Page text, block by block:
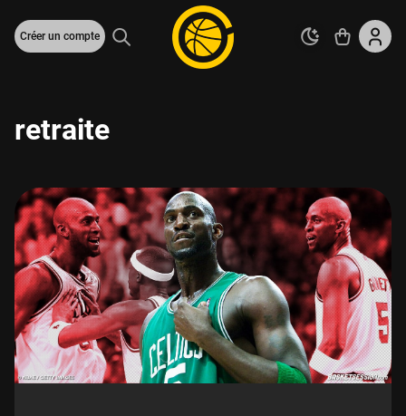
Créer un compte
retraite